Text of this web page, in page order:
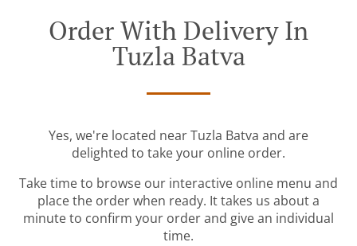
Order With Delivery In
Tuzla Batva
Yes, we're located near Tuzla Batva and are
delighted to take your online order.
Take time to browse our interactive online menu and
place the order when ready. It takes us about a
minute to confirm your order and give an individual
time.